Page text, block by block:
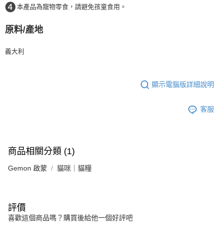
❹本產品為寵物零食，請避免孩童食用。
原料/產地
義大利
顯示電腦版詳細說明
客服
商品相關分類 (1)
Gemon 啟蒙 貓咪｜貓糧
評價
喜歡這個商品嗎？購買後給他一個好評吧